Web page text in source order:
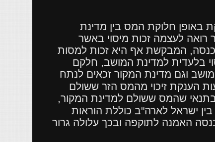
חלוקת המס בין מדינת
רואה לעצמה זכות מיסוי באשר
המבקשת אף היא זכות למסות
בלעדית למדינת המושב, חלקם
וגם מדינת המקור זכאים לנתח
הענקת זיכוי מהמס הזר ששולם
שהמס ששולם למדינת המקור,
ישראל לארה"ב כוללת הוראות
האמנה לתוקפה ובכך עלולה גרור